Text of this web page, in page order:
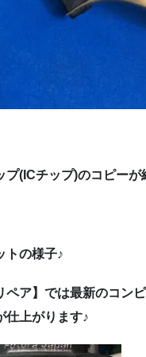
プ(ICチップ)のコピー
トの様子♪
ペア】では最新のコン
仕上がります♪